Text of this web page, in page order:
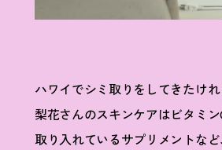
ハワイでシミ取りをしてきたけ
梨花さんのスキンケアはビタミ
取り入れているサプリメントな